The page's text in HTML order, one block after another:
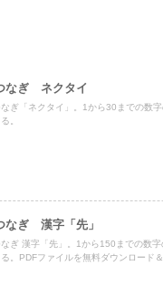
なぎ ネクタイ
なぎ「ネクタイ」。1から30までの数
。
なぎ 漢字「先」
なぎ 漢字「先」。1から150までの数
。PDFファイルを無料ダウンロード＆